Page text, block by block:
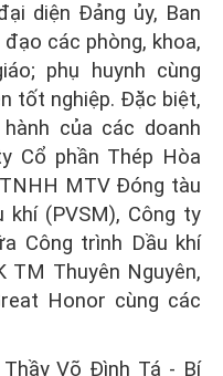
diện Đảng ủy, Ban
các phòng, khoa,
phụ huynh cùng
tốt nghiệp. Đặc biệt,
của các doanh
Cổ phần Thép Hòa
MTV Đóng tàu
khí (PVSM), Công ty
Công trình Dầu khí
TM Thuyên Nguyên,
Honor cùng các
Võ Đình Tá - Bí